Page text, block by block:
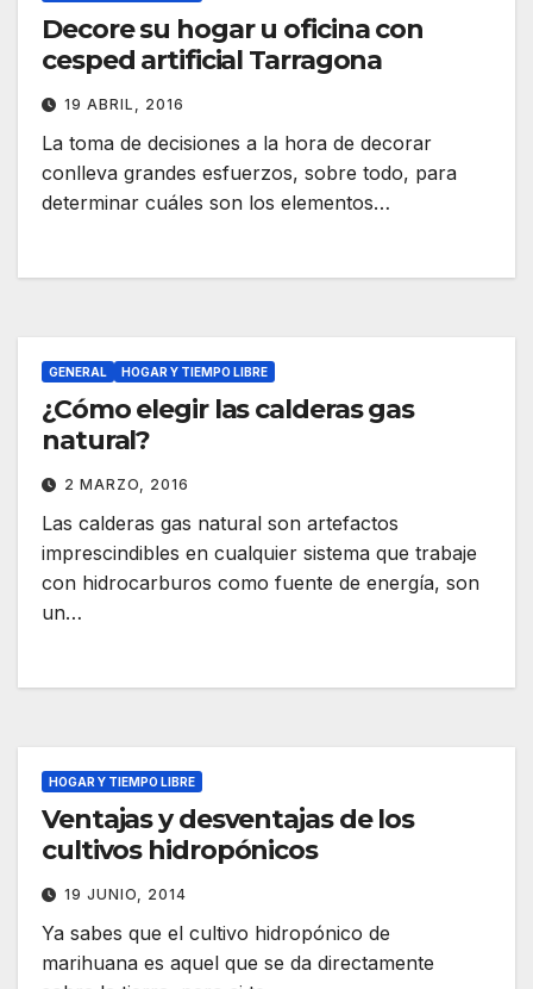
Decore su hogar u oficina con
cesped artificial Tarragona
19 ABRIL, 2016
La toma de decisiones a la hora de decorar
conlleva grandes esfuerzos, sobre todo, para
determinar cuáles son los elementos…
GENERAL HOGAR Y TIEMPO LIBRE
¿Cómo elegir las calderas gas
natural?
2 MARZO, 2016
Las calderas gas natural son artefactos
imprescindibles en cualquier sistema que trabaje
con hidrocarburos como fuente de energía, son
un…
HOGAR Y TIEMPO LIBRE
Ventajas y desventajas de los
cultivos hidropónicos
19 JUNIO, 2014
Ya sabes que el cultivo hidropónico de
marihuana es aquel que se da directamente